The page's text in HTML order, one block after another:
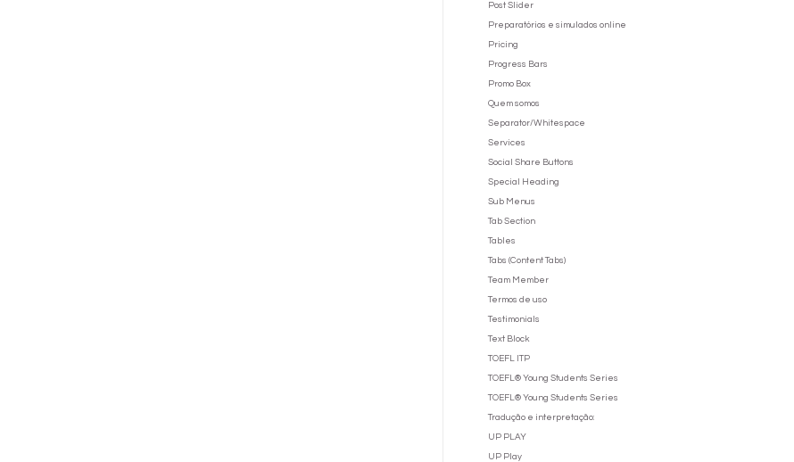
Post Slider
Preparatórios e simulados online
Pricing
Progress Bars
Promo Box
Quem somos
Separator/Whitespace
Services
Social Share Buttons
Special Heading
Sub Menus
Tab Section
Tables
Tabs (Content Tabs)
Team Member
Termos de uso
Testimonials
Text Block
TOEFL ITP
TOEFL® Young Students Series
TOEFL® Young Students Series
Tradução e interpretação:
UP PLAY
UP Play